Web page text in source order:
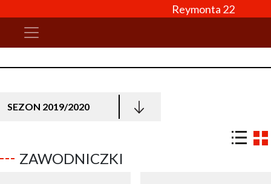
Reymonta 22
SEZON 2019/2020
ZAWODNICZKI